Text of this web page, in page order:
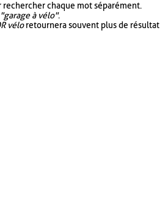
chaque mot séparément.
"garage à vélo".
véloretournera souvent plus de résultat